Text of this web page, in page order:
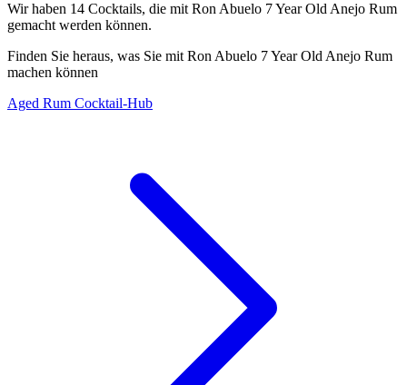
Wir haben 14 Cocktails, die mit Ron Abuelo 7 Year Old Anejo Rum
gemacht werden können.
Finden Sie heraus, was Sie mit Ron Abuelo 7 Year Old Anejo Rum
machen können
Aged Rum Cocktail-Hub